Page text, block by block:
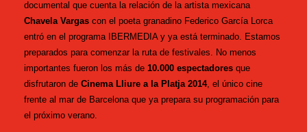
documental que cuenta la relación de la artista mexicana
Chavela Vargas con el poeta granadino Federico García Lorca
entró en el programa IBERMEDIA y ya está terminado. Estamos
preparados para comenzar la ruta de festivales. No menos
importantes fueron los más de 10.000 espectadores que
disfrutaron de Cinema Lliure a la Platja 2014, el único cine
frente al mar de Barcelona que ya prepara su programación para
el próximo verano.